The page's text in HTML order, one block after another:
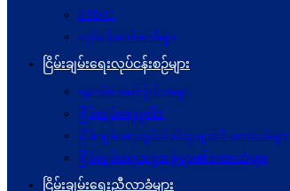
UPDJC
လုပ်ငန်းကော်မတီများ
ငြိမ်းချမ်းရေးလုပ်ငန်းစဉ်များ
နောက်ခံအကြောင်းအရာ
ငြိမ်းချမ်းရေးမူဝါဒ
ငြိမ်းချမ်းရေးတွင်ပါဝင်သူများ၏ စကားသံများ
ငြိမ်းချမ်းရေးအစုအဖွဲ့များ၏စကားသံများ
ငြိမ်းချမ်းရေးညီလာခံများ